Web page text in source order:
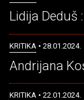
Lidija Deduš
KRITIKA • 28.01.2024.
Andrijana
KRITIKA • 22.01.2024.